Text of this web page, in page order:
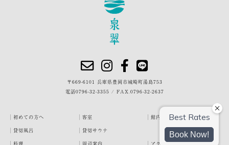
〒669-6101 兵庫県豊岡市城崎町湯島753
電話0796-32-3355 / FAX.0796-32-2637
初めての方へ 客室
館内・施設
貸切風呂
貸切サウナ